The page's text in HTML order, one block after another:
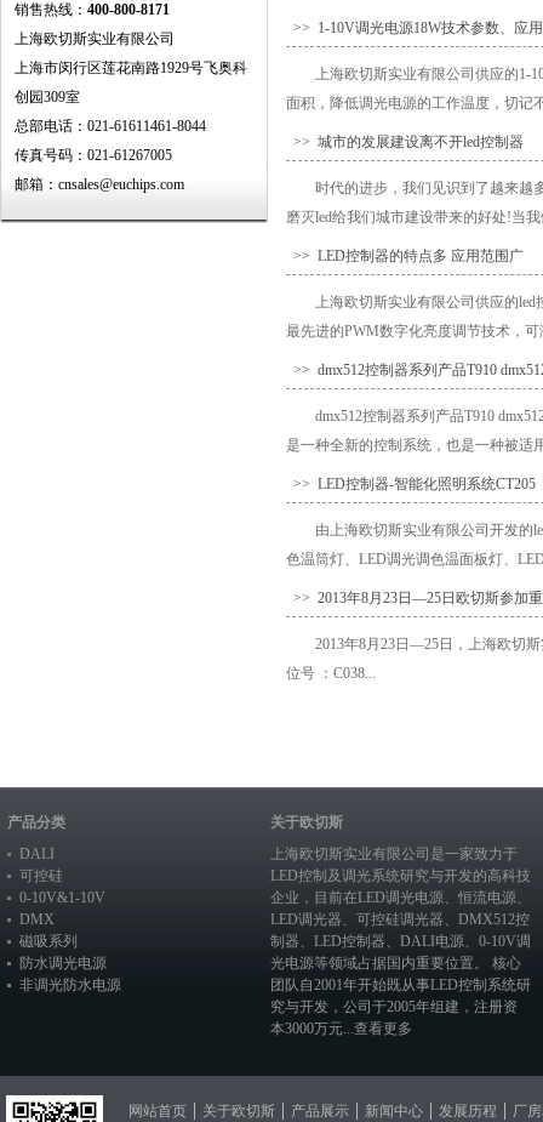
销售热线： 400-800-8171
上海欧切斯实业有限公司
上海市闵行区莲花南路1929号飞奥科
创园309室
总部电话：021-61611461-8044
传真号码：021-61267005
邮箱：cnsales@euchips.com
>> 1-10V调光电源18W技术参数、应
上海欧切斯实业有限公司供应的1-
面积，降低调光电源的工作温度，切记
>> 城市的发展建设离不开led控制器
时代的进步，我们见识到了越来越
磨灭led给我们城市建设带来的好处!当
>> LED控制器的特点多 应用范围广
上海欧切斯实业有限公司供应的
最先进的PWM数字化亮度调节技术，
>> dmx512控制器系列产品T910
dmx512控制器系列产品T910
是一种全新的控制系统，也是一种被适
>> LED控制器-智能化照明系统CT205
由上海欧切斯实业有限公司开发的
色温筒灯、LED调光调色温面板灯、
>> 2013年8月23日—25日欧切斯参加
2013年8月23日—25日，上海欧切
位号 ：C038...
产品分类
DALI
可控硅
0-10V&1-10V
DMX
磁吸系列
防水调光电源
非调光防水电源
关于欧切斯
上海欧切斯实业有限公司是一家致力于
LED控制及调光系统研究与开发的高科技
企业，目前在LED调光电源、恒流电源、
LED调光器、 可控硅调光器、 DMX512控
制器、 LED控制器、 DALI电源、 0-10V调
光电源等领域占据国内重要位置。 核心
团队自2001年开始既从事LED控制系统研
究与开发，公司于2005年组建，注册资
本3000万元...查看更多
网站首页 关于欧切斯 产品展示 新闻中心 发展历程 厂